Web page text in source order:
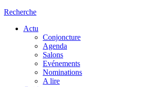
Recherche
Actu
Conjoncture
Agenda
Salons
Evénements
Nominations
A lire